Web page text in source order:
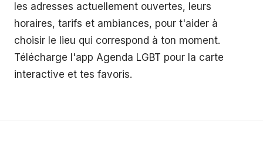
les adresses actuellement ouvertes, leurs
horaires, tarifs et ambiances, pour t'aider à
choisir le lieu qui correspond à ton moment.
Télécharge l'app Agenda LGBT pour la carte
interactive et tes favoris.